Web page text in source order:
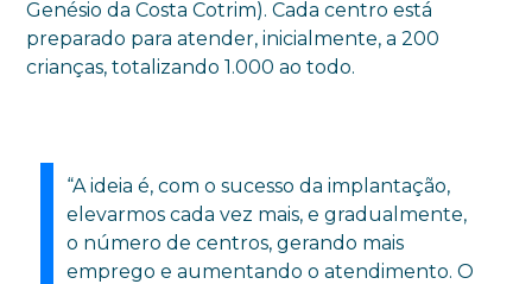
Genésio da Costa Cotrim). Cada centro está
preparado para atender, inicialmente, a 200
crianças, totalizando 1.000 ao todo.
“A ideia é, com o sucesso da implantação,
elevarmos cada vez mais, e gradualmente,
o número de centros, gerando mais
emprego e aumentando o atendimento. O